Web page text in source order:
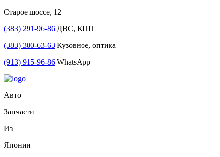
Старое шоссе, 12
(383) 291-96-86 ДВС, КПП
(383) 380-63-63 Кузовное, оптика
(913) 915-96-86 WhatsApp
Авто
Запчасти
Из
Японии